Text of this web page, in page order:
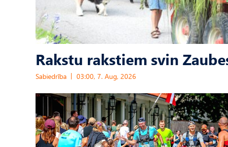
Rakstu rakstiem svin
Sabiedrība 03:00, 7. Aug, 2026